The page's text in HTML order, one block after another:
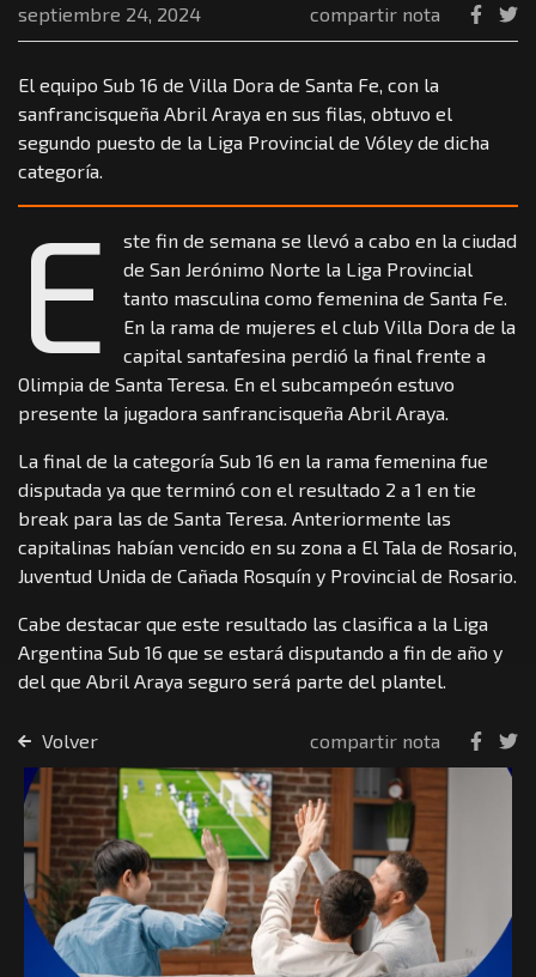
septiembre 24, 2024 compartir nota
El equipo Sub 16 de Villa Dora de Santa Fe, con la
sanfrancisqueña Abril Araya en sus filas, obtuvo el
segundo puesto de la Liga Provincial de Vóley de dicha
categoría.
E
ste fin de semana se llevó a cabo en la ciudad
de San Jerónimo Norte la Liga Provincial
tanto masculina como femenina de Santa Fe.
En la rama de mujeres el club Villa Dora de la
capital santafesina perdió la final frente a
Olimpia de Santa Teresa. En el subcampeón estuvo
presente la jugadora sanfrancisqueña Abril Araya.
La final de la categoría Sub 16 en la rama femenina fue
disputada ya que terminó con el resultado 2 a 1 en tie
break para las de Santa Teresa. Anteriormente las
capitalinas habían vencido en su zona a El Tala de Rosario,
Juventud Unida de Cañada Rosquín y Provincial de Rosario.
Cabe destacar que este resultado las clasifica a la Liga
Argentina Sub 16 que se estará disputando a fin de año y
del que Abril Araya seguro será parte del plantel.
Volver compartir nota